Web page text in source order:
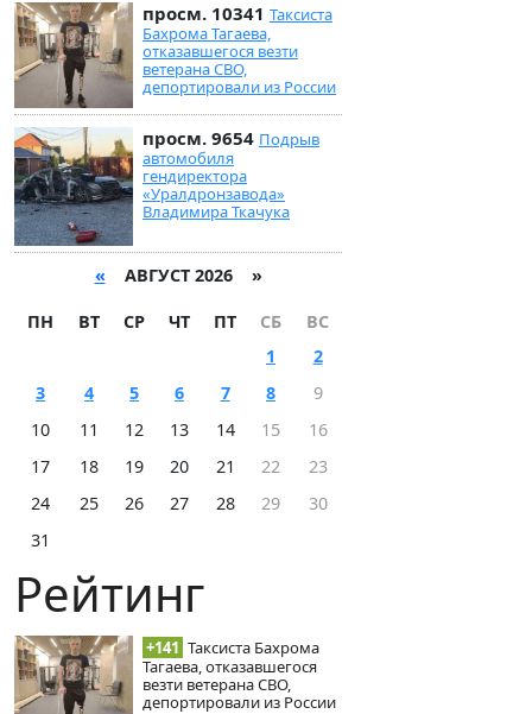
просм. 10341 Таксиста
Бахрома Тагаева,
отказавшегося везти
ветерана СВО,
депортировали из России
просм. 9654 Подрыв
автомобиля
гендиректора
«Уралдронзавода»
Владимира Ткачука
« АВГУСТ 2026 »
ПН ВТ СР ЧТ ПТ СБ
ВС
1
2
3
4 5 6 7 8
9
10
11 12 13 14 15
16
17
18 19 20 21 22
23
24
25 26 27 28 29
30
31
Рейтинг
+141 Таксиста Бахрома
Тагаева, отказавшегося
везти ветерана СВО,
депортировали из России